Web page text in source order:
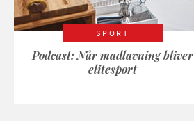
SPORT
Podcast: Når madlavning bliver
elitesport